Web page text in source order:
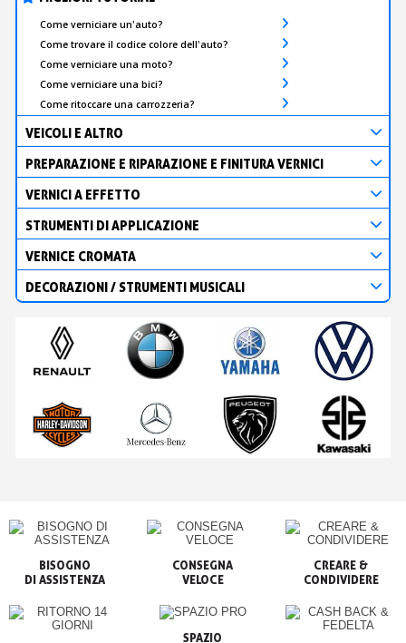
Come verniciare un'auto?
Come trovare il codice colore dell'auto?
Come verniciare una moto?
Come verniciare una bici?
Come ritoccare una carrozzeria?
VEICOLI E ALTRO
PREPARAZIONE E RIPARAZIONE E FINITURA VERNICI
VERNICI A EFFETTO
STRUMENTI DI APPLICAZIONE
VERNICE CROMATA
DECORAZIONI / STRUMENTI MUSICALI
BISOGNO
CONSEGNA
VELOCE
CREARE &
CONDIVIDERE
SPAZIO